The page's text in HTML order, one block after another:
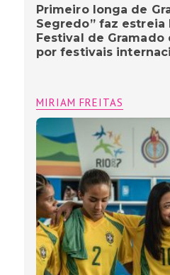
Primeiro longa de
Segredo” faz estreia
Festival de
por festivais
MIRIAM FREITAS